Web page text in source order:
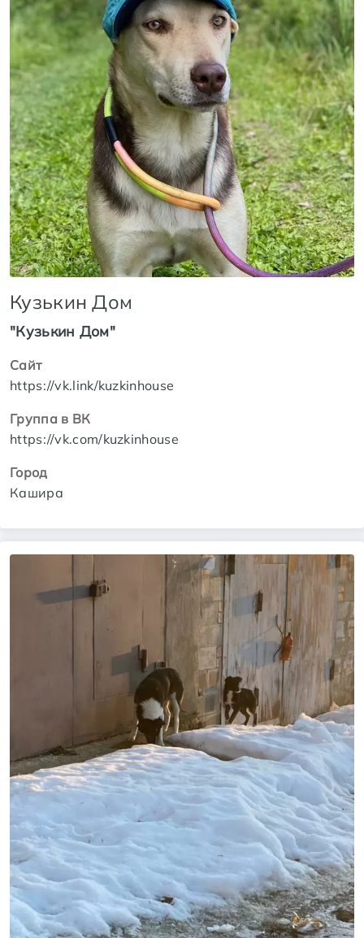
Кузькин Дом
"Кузькин Дом"
Сайт
https://vk.link/kuzkinhouse
Группа в ВК
https://vk.com/kuzkinhouse
Город
Кашира